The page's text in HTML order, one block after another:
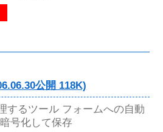
公開 118K)
するツール フォームへの自動
号化して保存